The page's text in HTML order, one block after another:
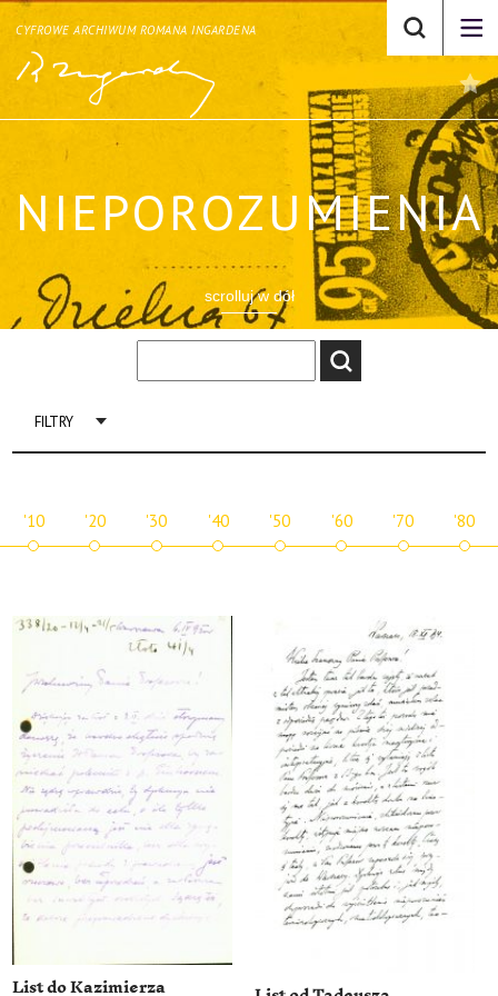
CYFROWE ARCHIWUM ROMANA INGARDENA
NIEPOROZUMIENIA
scrolluj w dół
FILTRY
'10 '20 '30 '40 '50 '60 '70 '80
List do Kazimierza